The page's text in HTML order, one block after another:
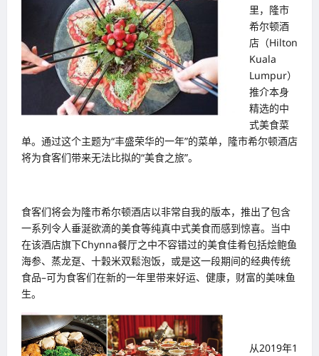
里，隆市
希尔顿酒
店（Hilton
Kuala
Lumpur）
推介本身
精选的中
式美食菜
单。通过这个主题为“丰盛荣华的一年”的菜单，隆市希尔顿酒店
将为食客们带来无法比拟的“美食之旅”。
食客们将会为隆市希尔顿酒店以非常自我的版本，推出了包含
一系列令人垂涎欲滴的美食等纯真中式美食而感到惊喜。当中
在该酒店旗下Chynna餐厅之中不容错过的美食佳肴包括烩鲍鱼
海参、蒸龙趸、十穀米双鬆泡饭，或是这一段期间的经典传统
食品–可为食客们在新的一年里带来好运、健康，财富的美味鱼
生。
从2019年1